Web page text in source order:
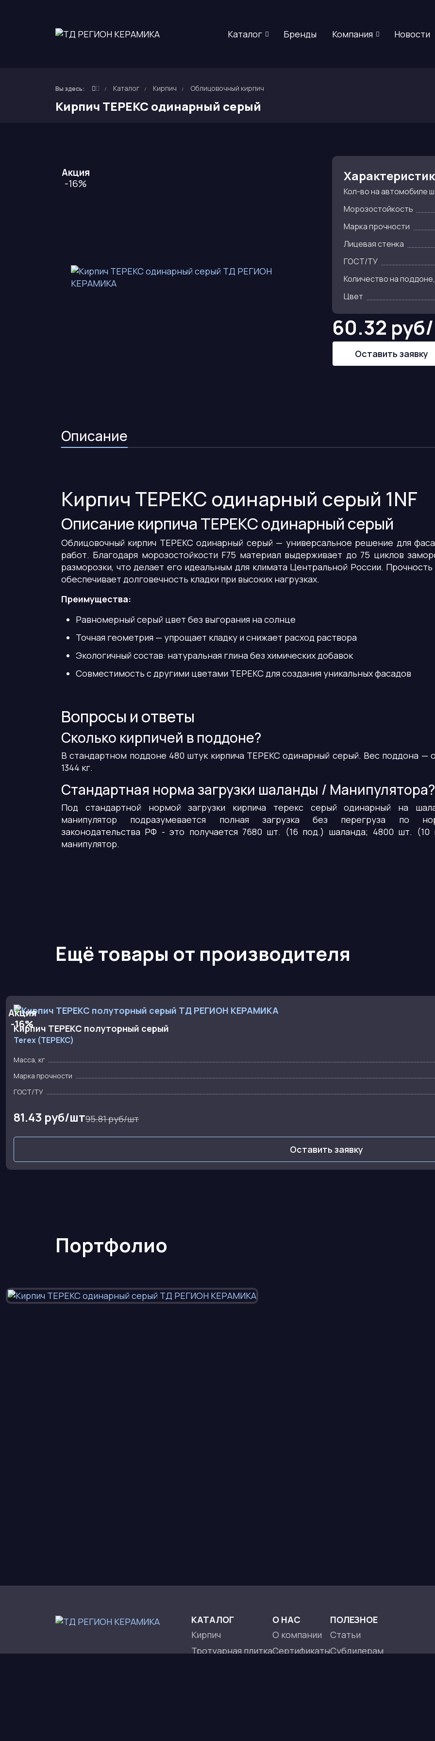
Каталог Бренды Компания Новости
Вы здесь: Каталог Кирпич Облицовочный кирпич
Кирпич ТЕРЕКС одинарный серый
Акция
-16%
Кол-во на автомобиле
Морозостойкость
Марка прочности
Лицевая стенка
ГОСТ/ТУ
Количество на
Цвет
60.32
Оставить заявку
Описание
Кирпич ТЕРЕКС одинарный серый 1NF
Описание кирпича ТЕРЕКС одинарный серый
Облицовочный кирпич ТЕРЕКС одинарный серый — универсальное решение для
работ. Благодаря морозостойкости F75 материал выдерживает до 75 циклов
разморозки, что делает его идеальным для климата Центральной России. Прочность
обеспечивает долговечность кладки при высоких нагрузках.
Преимущества:
Равномерный серый цвет без выгорания на солнце
Точная геометрия — упрощает кладку и снижает расход раствора
Экологичный состав: натуральная глина без химических добавок
Совместимость с другими цветами ТЕРЕКС для создания уникальных фасадов
Вопросы и ответы
Сколько кирпичей в поддоне?
В стандартном поддоне 480 штук кирпича ТЕРЕКС одинарный серый. Вес поддона —
1344 кг.
Стандартная норма загрузки шаланды / Манипулятора?
Под стандартной нормой загрузки кирпича терекс серый одинарный на
манипулятор подразумевается полная загрузка без перегруза по
законодательства РФ - это получается 7680 шт. (16 под.) шаланда; 4800 шт. (10
манипулятор.
Ещё товары от производителя
Акция
-16%
Кирпич ТЕРЕКС полуторный серый
Terex (ТЕРЕКС)
Масса, кг
Марка прочности
ГОСТ/ТУ
81.43 руб/шт95.81 руб/шт
Оставить заявку
Портфолио
КАТАЛОГ
Кирпич
Тротуарная плитка
О НАС
О компании
Сертификаты
ПОЛЕЗНОЕ
Статьи
Субдилерам